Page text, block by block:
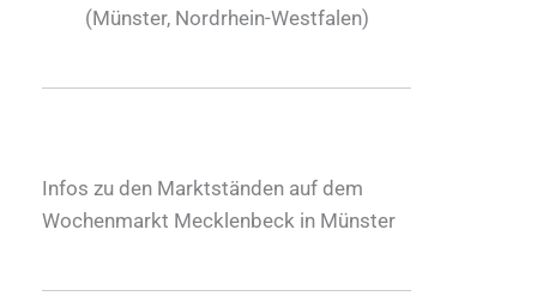
(Münster, Nordrhein-Westfalen)
Infos zu den Marktständen auf dem
Wochenmarkt Mecklenbeck in Münster